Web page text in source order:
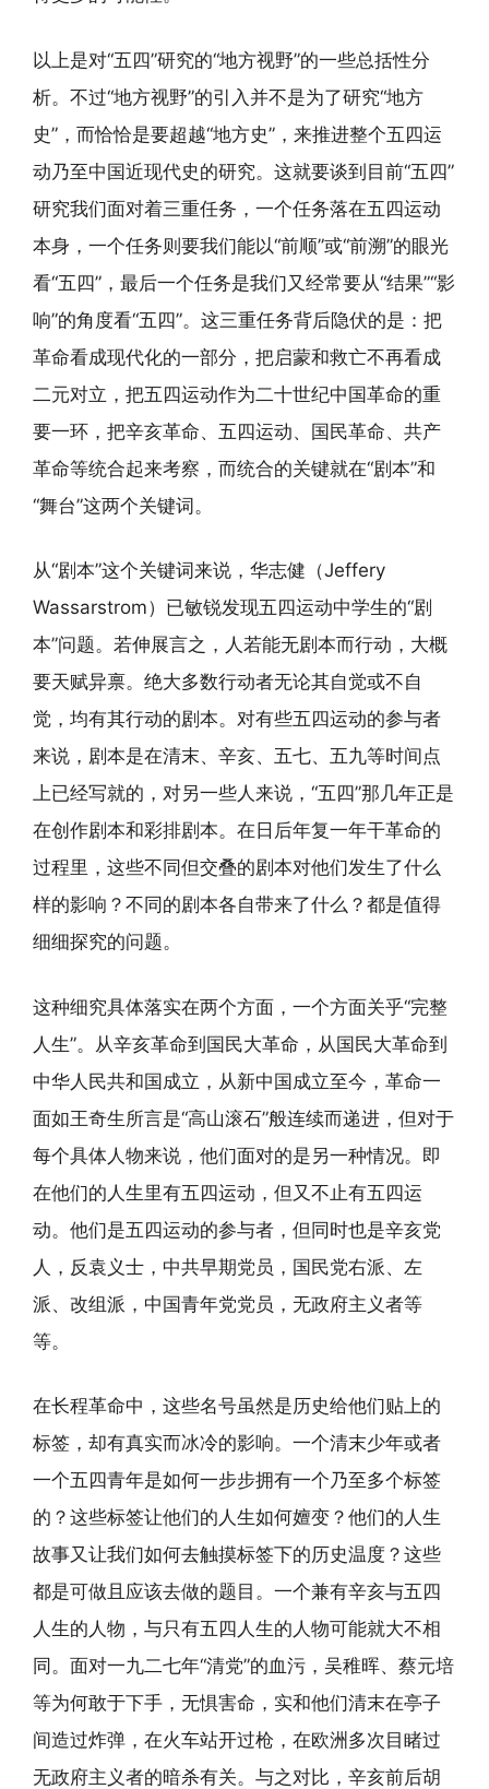
以上是对“五四”研究的“地方视野”的一些总括性分
析。不过“地方视野”的引入并不是为了研究“地方
史”，而恰恰是要超越“地方史”，来推进整个五四运
动乃至中国近现代史的研究。这就要谈到目前“五四”
研究我们面对着三重任务，一个任务落在五四运动
本身，一个任务则要我们能以“前顺”或“前溯”的眼光
看“五四”，最后一个任务是我们又经常要从“结果”“影
响”的角度看“五四”。这三重任务背后隐伏的是：把
革命看成现代化的一部分，把启蒙和救亡不再看成
二元对立，把五四运动作为二十世纪中国革命的重
要一环，把辛亥革命、五四运动、国民革命、共产
革命等统合起来考察，而统合的关键就在“剧本”和
“舞台”这两个关键词。
从“剧本”这个关键词来说，华志健（Jeffery
Wassarstrom）已敏锐发现五四运动中学生的“剧
本”问题。若伸展言之，人若能无剧本而行动，大概
要天赋异禀。绝大多数行动者无论其自觉或不自
觉，均有其行动的剧本。对有些五四运动的参与者
来说，剧本是在清末、辛亥、五七、五九等时间点
上已经写就的，对另一些人来说，“五四”那几年正是
在创作剧本和彩排剧本。在日后年复一年干革命的
过程里，这些不同但交叠的剧本对他们发生了什么
样的影响？不同的剧本各自带来了什么？都是值得
细细探究的问题。
这种细究具体落实在两个方面，一个方面关乎“完整
人生”。从辛亥革命到国民大革命，从国民大革命到
中华人民共和国成立，从新中国成立至今，革命一
面如王奇生所言是“高山滚石”般连续而递进，但对于
每个具体人物来说，他们面对的是另一种情况。即
在他们的人生里有五四运动，但又不止有五四运
动。他们是五四运动的参与者，但同时也是辛亥党
人，反袁义士，中共早期党员，国民党右派、左
派、改组派，中国青年党党员，无政府主义者等
等。
在长程革命中，这些名号虽然是历史给他们贴上的
标签，却有真实而冰冷的影响。一个清末少年或者
一个五四青年是如何一步步拥有一个乃至多个标签
的？这些标签让他们的人生如何嬗变？他们的人生
故事又让我们如何去触摸标签下的历史温度？这些
都是可做且应该去做的题目。一个兼有辛亥与五四
人生的人物，与只有五四人生的人物可能就大不相
同。面对一九二七年“清党”的血污，吴稚晖、蔡元培
等为何敢于下手，无惧害命，实和他们清末在亭子
间造过炸弹，在火车站开过枪，在欧洲多次目睹过
无政府主义者的暗杀有关。与之对比，辛亥前后胡